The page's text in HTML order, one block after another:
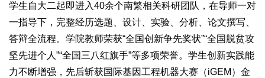
学生自大二起即进入40余个南繁相关科研团队，在导师一对
一指导下，完整经历选题、设计、实验、分析、论文撰写、
答辩全流程。学院教师荣获“全国创新争先奖状”“全国脱贫攻
坚先进个人”“全国三八红旗手”等多项荣誉。学生创新实践能
力不断增强，先后斩获国际基因工程机器大赛（iGEM）金